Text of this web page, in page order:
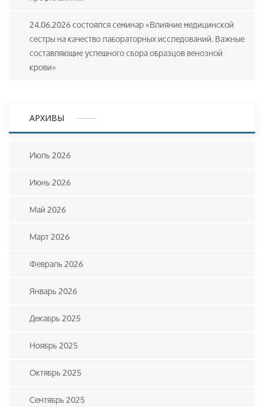
24.06.2026 состоялся семинар «Влияние медицинской
сестры на качество лабораторных исследований. Важные
составляющие успешного сбора образцов венозной
крови»
АРХИВЫ
Июль 2026
Июнь 2026
Май 2026
Март 2026
Февраль 2026
Январь 2026
Декабрь 2025
Ноябрь 2025
Октябрь 2025
Сентябрь 2025